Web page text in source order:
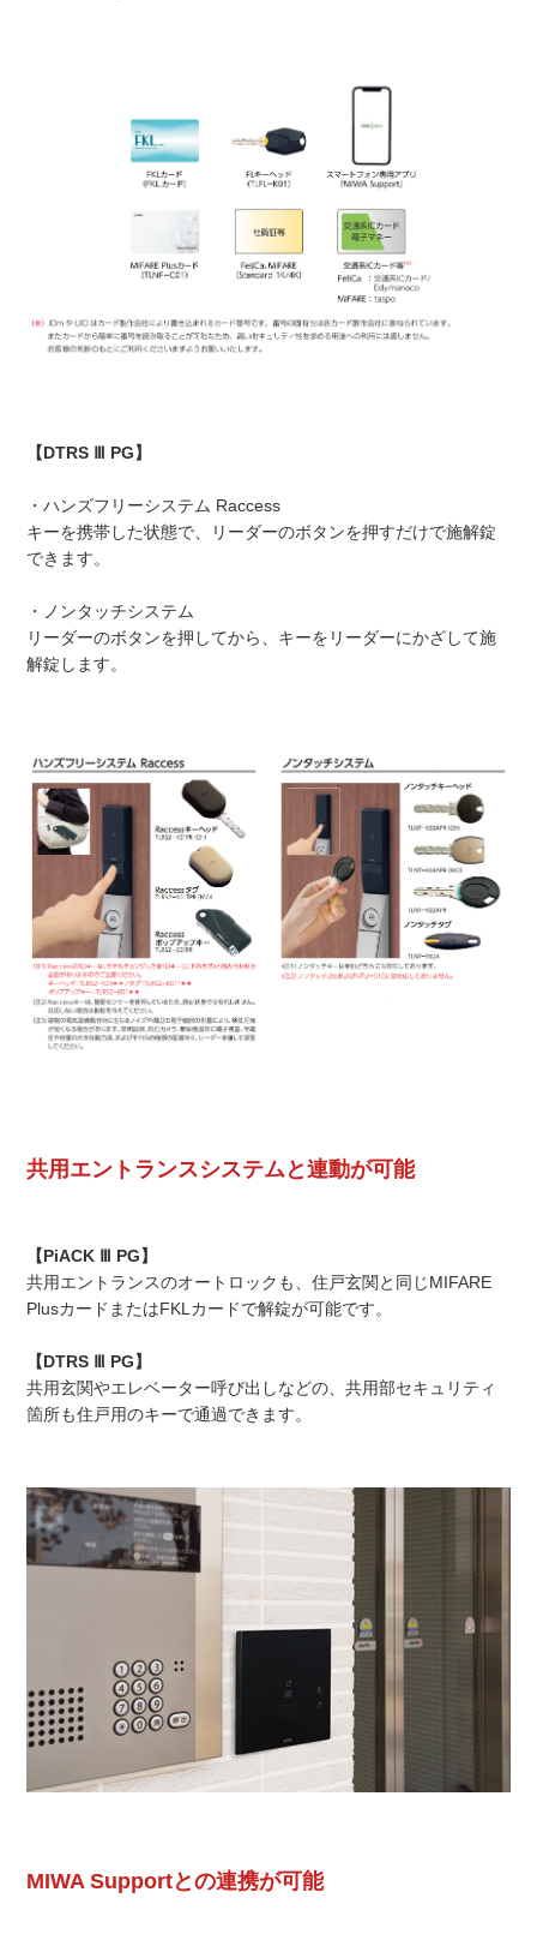
【DTRS Ⅲ PG】
・ハンズフリーシステム Raccess
キーを携帯した状態で、リーダーのボタンを押すだけで施解錠
できます。
・ノンタッチシステム
リーダーのボタンを押してから、キーをリーダーにかざして施
解錠します。
共用エントランスシステムと連動が可能
【PiACK Ⅲ PG】
共用エントランスのオートロックも、住戸玄関と同じMIFARE
PlusカードまたはFKLカードで解錠が可能です。
【DTRS Ⅲ PG】
共用玄関やエレベーター呼び出しなどの、共用部セキュリティ
箇所も住戸用のキーで通過できます。
MIWA Supportとの連携が可能